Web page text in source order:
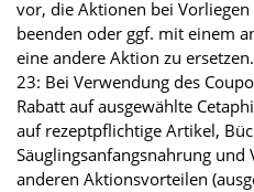
vor, die Aktionen bei
beenden oder ggf. mit einem
eine andere Aktion zu ersetzen.
23: Bei Verwendung des
Rabatt auf ausgewählte
auf rezeptpflichtige Artikel,
Säuglingsanfangsnahrung
anderen Aktionsvorteilen